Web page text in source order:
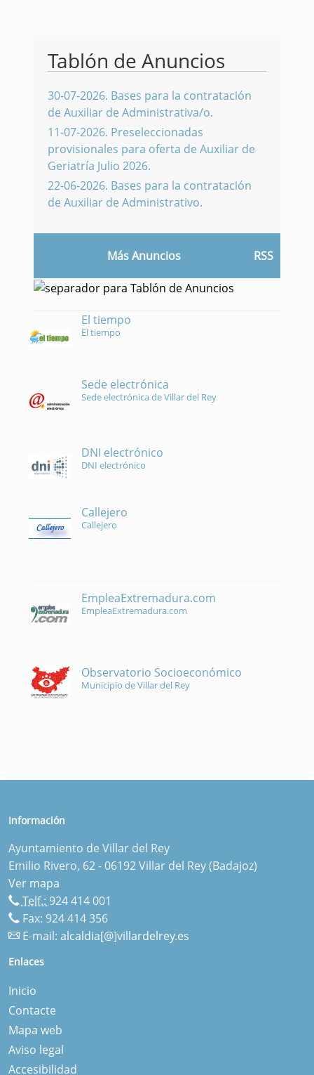
Tablón de Anuncios
30-07-2026. Bases para la contratación
de Auxiliar de Administrativa/o.
11-07-2026. Preseleccionadas
provisionales para oferta de Auxiliar de
Geriatría Julio 2026.
22-06-2026. Bases para la contratación
de Auxiliar de Administrativo.
Más Anuncios RSS
El tiempo
El tiempo
Sede electrónica
Sede electrónica de Villar del Rey
DNI electrónico
DNI electrónico
Callejero
Callejero
EmpleaExtremadura.com
EmpleaExtremadura.com
Observatorio Socioeconómico
Municipio de Villar del Rey
Información
Ayuntamiento de Villar del Rey
Emilio Rivero, 62 - 06192 Villar del Rey (Badajoz)
Ver mapa
Telf.: 924 414 001
Fax: 924 414 356
E-mail: alcaldia[@]villardelrey.es
Enlaces
Inicio
Contacte
Mapa web
Aviso legal
Accesibilidad